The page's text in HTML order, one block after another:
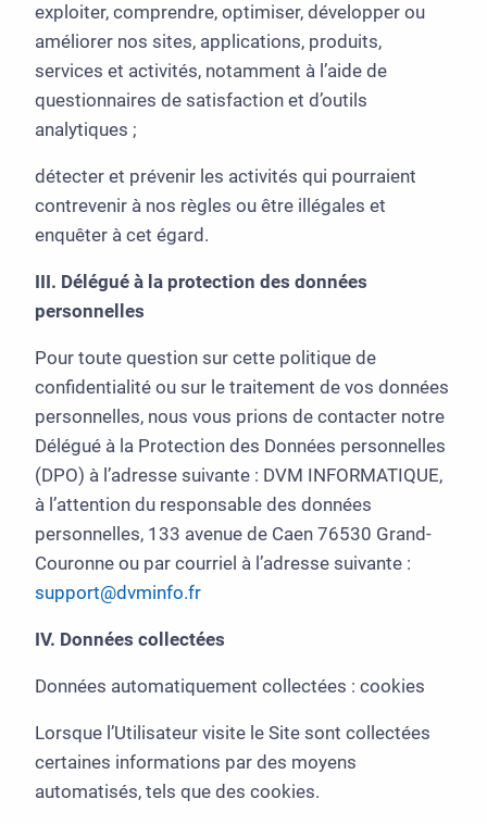
exploiter, comprendre, optimiser, développer ou
améliorer nos sites, applications, produits,
services et activités, notamment à l’aide de
questionnaires de satisfaction et d’outils
analytiques ;
détecter et prévenir les activités qui pourraient
contrevenir à nos règles ou être illégales et
enquêter à cet égard.
III. Délégué à la protection des données
personnelles
Pour toute question sur cette politique de
confidentialité ou sur le traitement de vos données
personnelles, nous vous prions de contacter notre
Délégué à la Protection des Données personnelles
(DPO) à l’adresse suivante : DVM INFORMATIQUE,
à l’attention du responsable des données
personnelles, 133 avenue de Caen 76530 Grand-
Couronne ou par courriel à l’adresse suivante :
support@dvminfo.fr
IV. Données collectées
Données automatiquement collectées : cookies
Lorsque l’Utilisateur visite le Site sont collectées
certaines informations par des moyens
automatisés, tels que des cookies.